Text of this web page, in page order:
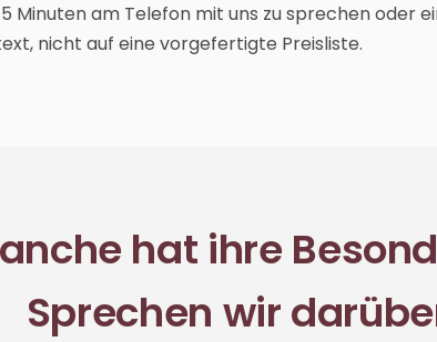
Minuten am Telefon mit uns zu sprechen oder
nicht auf eine vorgefertigte Preisliste.
hat ihre
Sprechen wir